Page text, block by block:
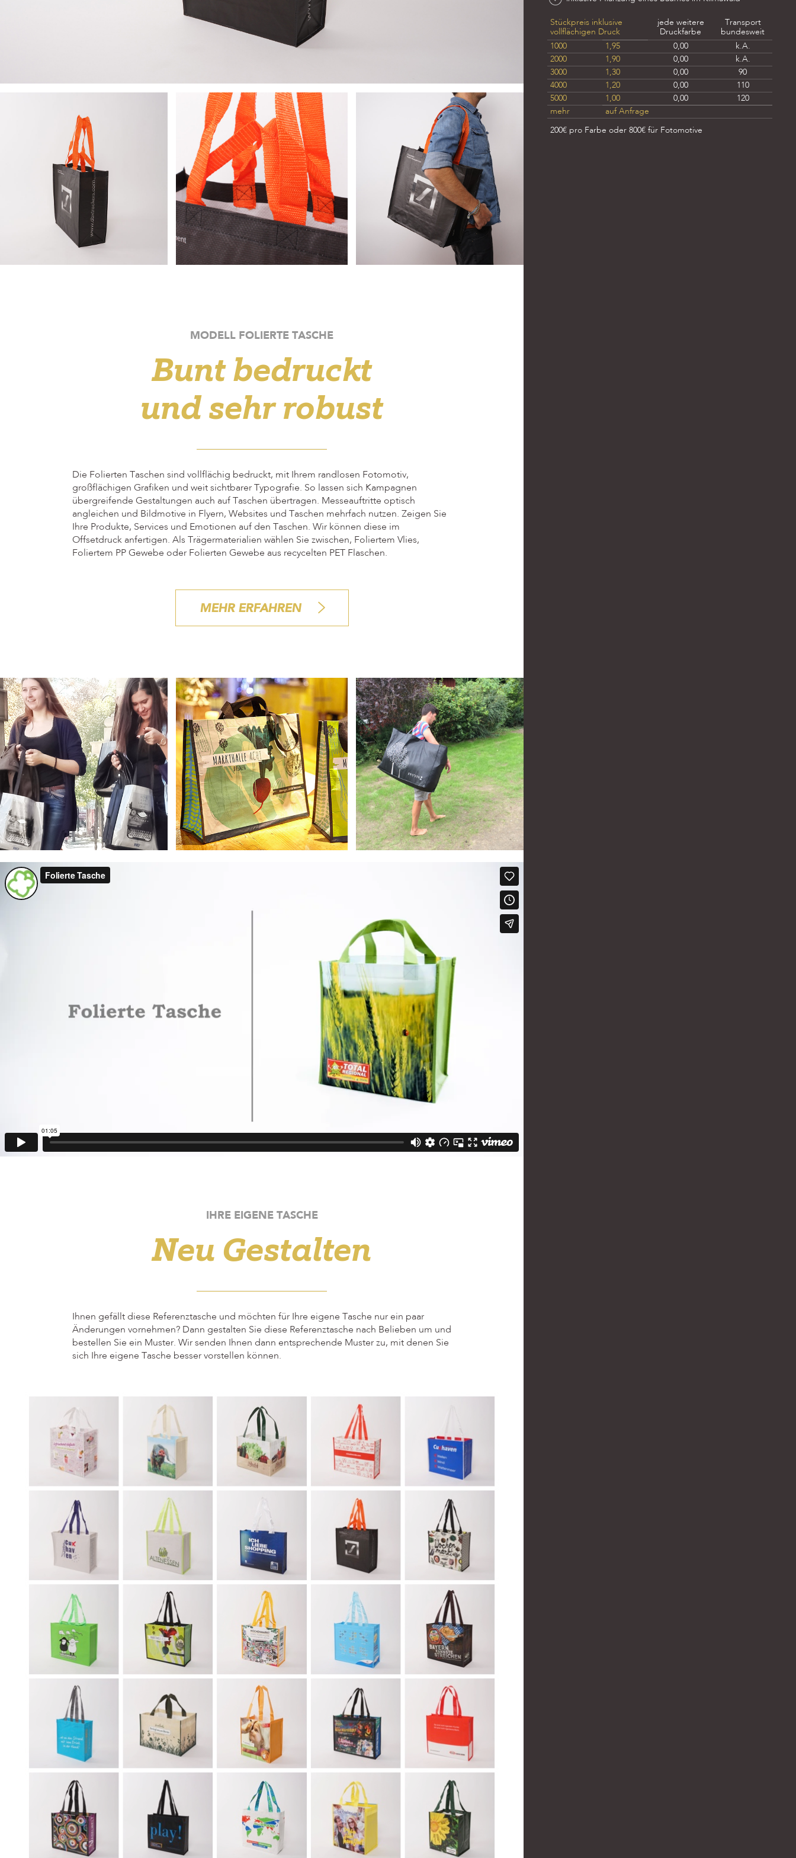
Stückpreis inklusive
vollflächigen Druck
jede weitere
Druckfarbe
Transport
bundesweit
1000
1,95 0,00
k.A.
2000
1,90 0,00
k.A.
3000
1,30 0,00
90
4000
1,20 0,00
110
5000
1,00 0,00
120
mehr
auf Anfrage
200€ pro Farbe oder 800€ für Fotomotive
MODELL FOLIERTE TASCHE
Bunt bedruckt
und sehr robust
Die Folierten Taschen sind vollflächig bedruckt, mit Ihrem randlosen Fotomotiv,
großflächigen Grafiken und weit sichtbarer Typografie. So lassen sich Kampagnen
übergreifende Gestaltungen auch auf Taschen übertragen. Messeauftritte optisch
angleichen und Bildmotive in Flyern, Websites und Taschen mehrfach nutzen. Zeigen Sie
Ihre Produkte, Services und Emotionen auf den Taschen. Wir können diese im
Offsetdruck anfertigen. Als Trägermaterialien wählen Sie zwischen, Foliertem Vlies,
Foliertem PP Gewebe oder Folierten Gewebe aus recycelten PET Flaschen.
MEHR ERFAHREN
IHRE EIGENE TASCHE
Neu Gestalten
Ihnen gefällt diese Referenztasche und möchten für Ihre eigene Tasche nur ein paar
Änderungen vornehmen? Dann gestalten Sie diese Referenztasche nach Belieben um und
bestellen Sie ein Muster. Wir senden Ihnen dann entsprechende Muster zu, mit denen Sie
sich Ihre eigene Tasche besser vorstellen können.